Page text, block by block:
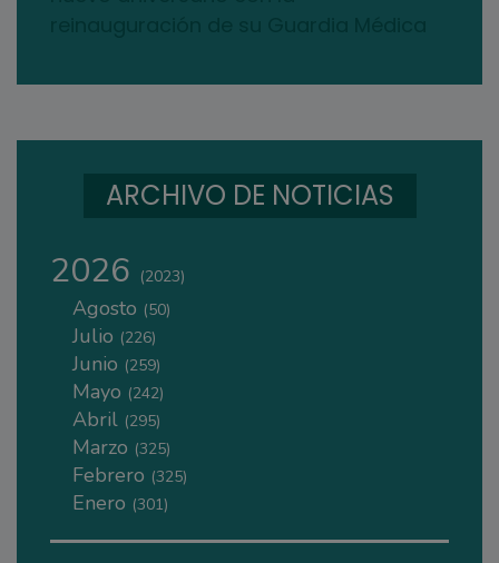
ARCHIVO DE NOTICIAS
2026 (2023)
Agosto (50)
Julio (226)
Junio (259)
Mayo (242)
Abril (295)
Marzo (325)
Febrero (325)
Enero (301)